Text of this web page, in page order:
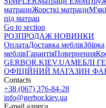
матрациЖорсткі матраци
під матрац
Go to section
РОЗПРОДАЖ НОВИНКИ
ОплатаДоставка меблівЗбірка
меблівГарантіяПовернення
GERBOR.KIEV.UAМЕБЛI
ОФІЦІЙНИЙ МАГАЗИН
Contacts
+38 (067) 376-84-28
info@gerbor.kiev.ua
E-mail адреса